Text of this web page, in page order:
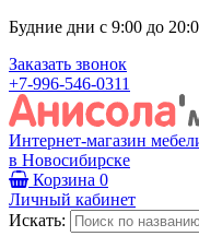
Будние дни с 9:00 до
Заказать звонок
+7-996-546-0311
Интернет-магазин
в Новосибирске
Корзина 0
Личный кабинет
Искать: